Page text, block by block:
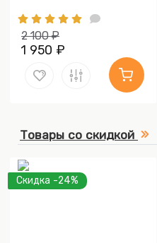
2 100 ₽
1 950 ₽
Товары со скидкой
Скидка -24%